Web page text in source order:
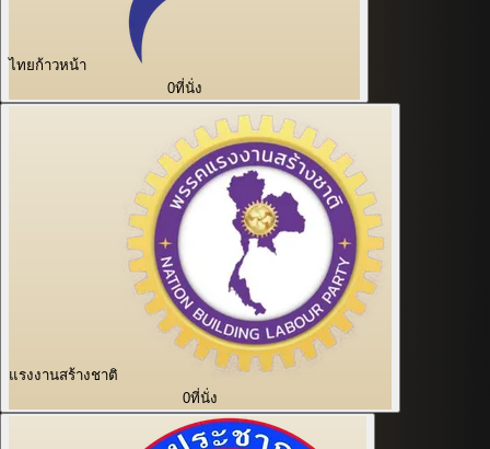
ไทยก้าวหน้า
0ที่นั่ง
แรงงานสร้างชาติ
0ที่นั่ง